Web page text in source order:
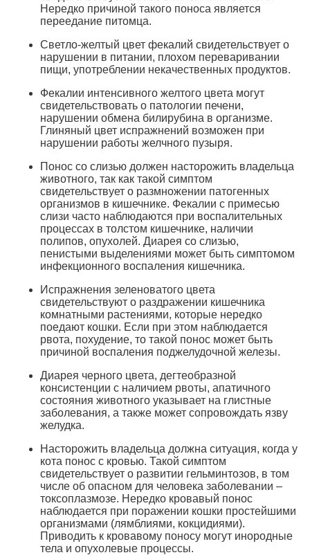
Нередко причиной такого поноса является
переедание питомца.
Светло-желтый цвет фекалий свидетельствует о
нарушении в питании, плохом переваривании
пищи, употреблении некачественных продуктов.
Фекалии интенсивного желтого цвета могут
свидетельствовать о патологии печени,
нарушении обмена билирубина в организме.
Глиняный цвет испражнений возможен при
нарушении работы желчного пузыря.
Понос со слизью должен насторожить владельца
животного, так как такой симптом
свидетельствует о размножении патогенных
организмов в кишечнике. Фекалии с примесью
слизи часто наблюдаются при воспалительных
процессах в толстом кишечнике, наличии
полипов, опухолей. Диарея со слизью,
пенистыми выделениями может быть симптомом
инфекционного воспаления кишечника.
Испражнения зеленоватого цвета
свидетельствуют о раздражении кишечника
комнатными растениями, которые нередко
поедают кошки. Если при этом наблюдается
рвота, похудение, то такой понос может быть
причиной воспаления поджелудочной железы.
Диарея черного цвета, дегтеобразной
консистенции с наличием рвоты, апатичного
состояния животного указывает на глистные
заболевания, а также может сопровождать язву
желудка.
Насторожить владельца должна ситуация, когда у
кота понос с кровью. Такой симптом
свидетельствует о развитии гельминтозов, в том
числе об опасном для человека заболевании –
токсоплазмозе. Нередко кровавый понос
наблюдается при поражении кошки простейшими
организмами (лямблиями, кокцидиями).
Приводить к кровавому поносу могут инородные
тела и опухолевые процессы.